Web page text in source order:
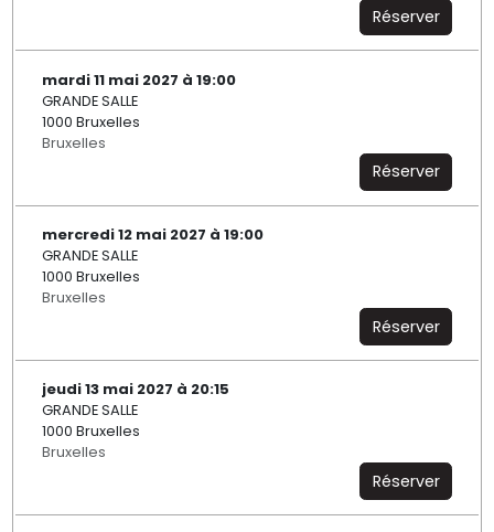
Réserver
mardi 11 mai 2027 à 19:00
GRANDE SALLE
1000 Bruxelles
Bruxelles
Réserver
mercredi 12 mai 2027 à 19:00
GRANDE SALLE
1000 Bruxelles
Bruxelles
Réserver
jeudi 13 mai 2027 à 20:15
GRANDE SALLE
1000 Bruxelles
Bruxelles
Réserver